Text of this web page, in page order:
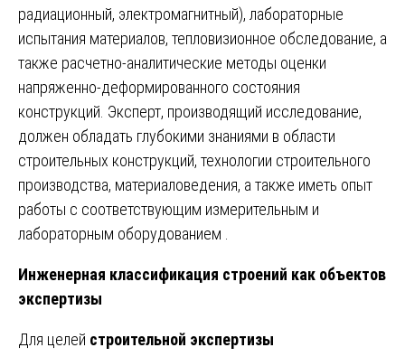
радиационный, электромагнитный), лабораторные
испытания материалов, тепловизионное обследование, а
также расчетно-аналитические методы оценки
напряженно-деформированного состояния
конструкций. Эксперт, производящий исследование,
должен обладать глубокими знаниями в области
строительных конструкций, технологии строительного
производства, материаловедения, а также иметь опыт
работы с соответствующим измерительным и
лабораторным оборудованием .
Инженерная классификация строений как объектов
экспертизы
Для целей строительной экспертизы